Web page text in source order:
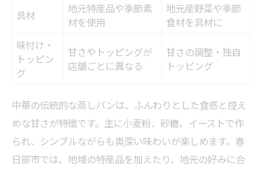
具材
地元特産品や季節素
材を使用
地元産野菜や季節
食材を具材に
味付け・
トッピン
グ
甘さやトッピングが
店舗ごとに異なる
甘さの調整・独自
トッピング
中華の伝統的な蒸しパンは、ふんわりとした食感と控え
めな甘さが特徴です。主に小麦粉、砂糖、イーストで作
られ、シンプルながらも奥深い味わいが楽しめます。春
日部市では、地域の特産品を加えたり、地元の好みに合